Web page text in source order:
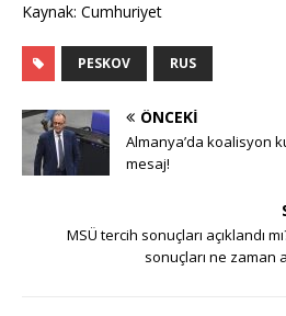
Kaynak: Cumhuriyet
PESKOV RUS
ÖNCEKI
Almanya’da koalisyon
mesaj!
MSÜ tercih sonuçları açıklandı
sonuçları ne zaman